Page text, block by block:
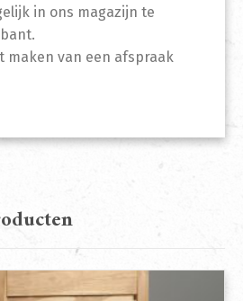
in ons magazijn te
maken van een afspraak